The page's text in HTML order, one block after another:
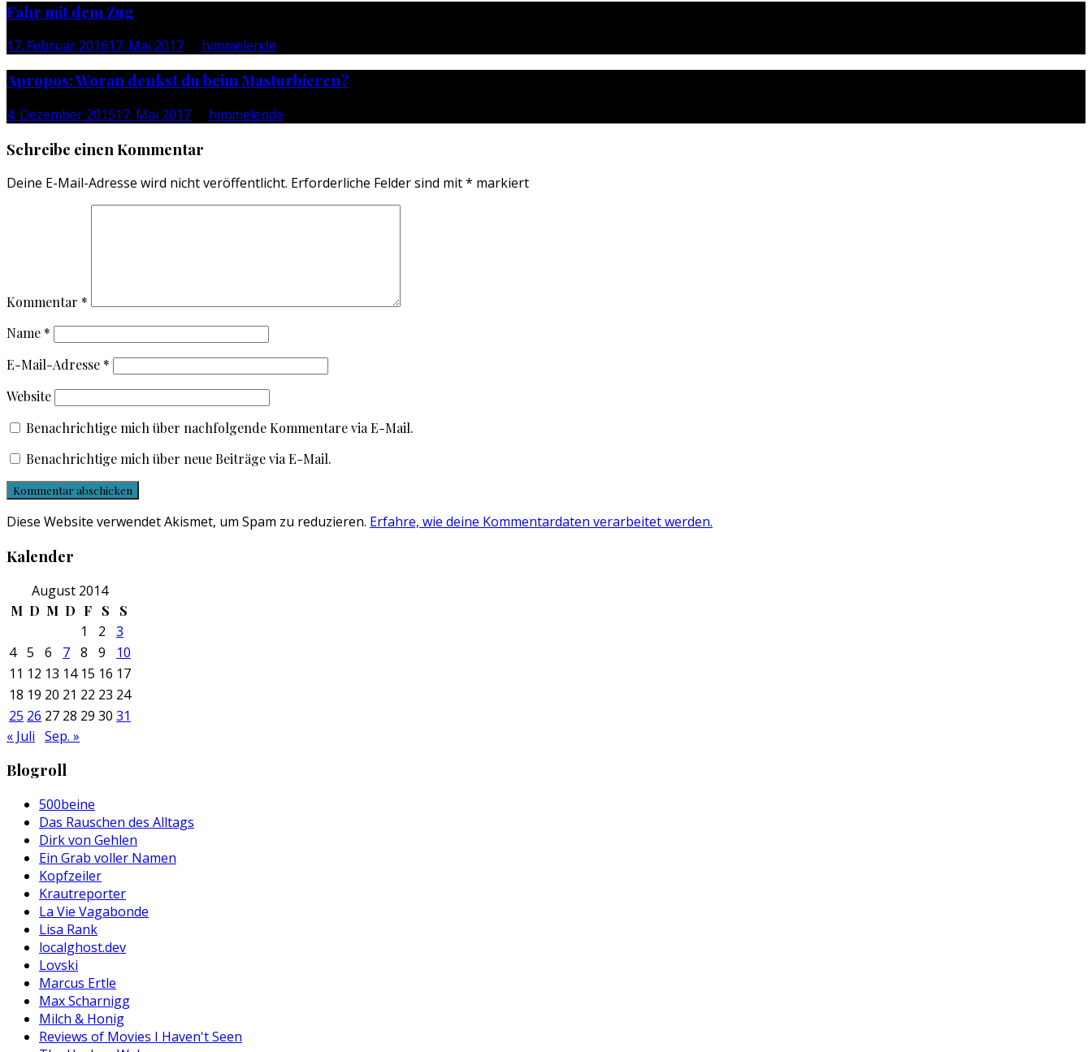
Fahr mit dem Zug
17. Februar 201617. Mai 2017 himmelende
Apropos: Woran denkst du beim Masturbieren?
4. Dezember 201517. Mai 2017 himmelende
Schreibe einen Kommentar
Deine E-Mail-Adresse wird nicht veröffentlicht. Erforderliche Felder sind mit* markiert
Kommentar *
Name *
E-Mail-Adresse *
Website
Benachrichtige mich über nachfolgende Kommentare via E-Mail.
Benachrichtige mich über neue Beiträge via E-Mail.
Diese Website verwendet Akismet, um Spam zu reduzieren. Erfahre, wie deine Kommentardaten verarbeitet werden.
Kalender
August 2014
M D M D F S S
1 2
3
4 5 6 7 8 9
10
11 12 13 14 15 16 17
18 19 20 21 22 23 24
25 26 27 28 29 30 31
« Juli Sep. »
Blogroll
500beine
Das Rauschen des Alltags
Dirk von Gehlen
Ein Grab voller Namen
Kopfzeiler
Krautreporter
La Vie Vagabonde
Lisa Rank
localghost.dev
Lovski
Marcus Ertle
Max Scharnigg
Milch & Honig
Reviews of Movies I Haven't Seen